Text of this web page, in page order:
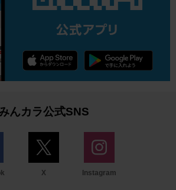
んカラ公式SNS
X Instagram